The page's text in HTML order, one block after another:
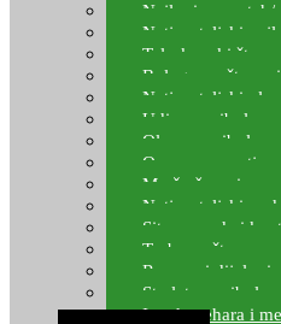
Najloni za match/
Natjecateljski
Teleskopski
Bolognese štapovi
Natjecateljski
Udice za ribolov
Olovo za ribolov
Oprema za
Mreže čuvarice za
Natjecateljski
Sito, posude i kante
Torbe za štapove
Rezervni dijelovi
Starlete za ribolov
Izrada pehara i